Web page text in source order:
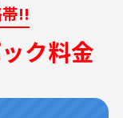
帯!!
ク料金